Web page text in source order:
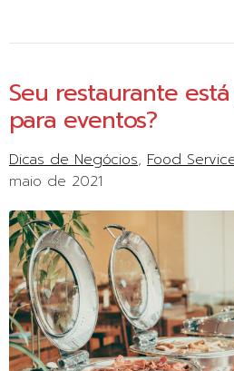
Seu restaurante
para eventos?
Dicas de Negócios Food
maio de 2021